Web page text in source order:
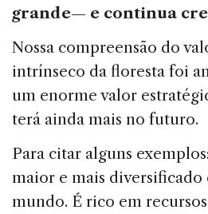
grande— e continua
Nossa compreensão do
intrínseco da floresta foi
um enorme valor
terá ainda mais no futuro.
Para citar alguns
maior e mais diversificado
mundo. É rico em